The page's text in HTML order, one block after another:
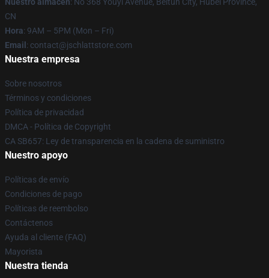
CN
Hora: 9AM – 5PM (Mon – Fri)
Email: contact@jschlattstore.com
Nuestra empresa
Sobre nosotros
Términos y condiciones
Política de privacidad
DMCA - Política de Copyright
CA SB657: Ley de transparencia en la cadena de suministro
Nuestro apoyo
Políticas de envío
Condiciones de pago
Políticas de reembolso
Contáctenos
Ayuda al cliente (FAQ)
Mayorista
Nuestra tienda